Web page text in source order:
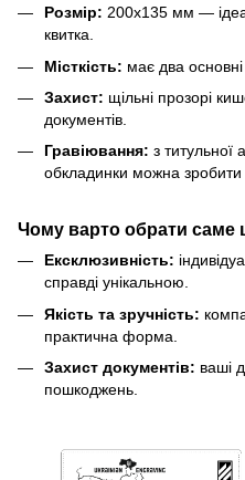
Розмір: 200х135 мм —
квитка.
Місткість: має два основні
Захист: щільні прозорі
документів.
Гравіювання: з титульної
обкладинки можна зробити
Чому варто обрати саме
Ексклюзивність:
справді унікальною.
Якість та зручність:
практична форма.
Захист документів: ваші
пошкоджень.